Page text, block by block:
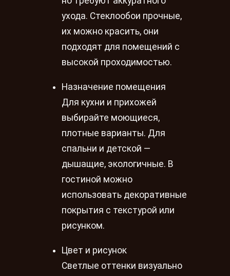
ухода. Стеклообои прочные,
их можно красить, они
подходят для помещений с
высокой проходимостью.
Назначение помещения
Для кухни и прихожей
выбирайте моющиеся,
плотные варианты. Для
спальни и детской —
дышащие, экологичные. В
гостиной можно
использовать декоративные
покрытия с текстурой или
рисунком.
Цвет и рисунок
Светлые оттенки визуально